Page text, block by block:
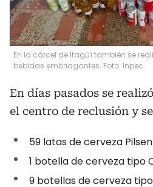
En la cárcel de Itagüí también se
bebidas embriagantes. Foto: Inpec
En días pasados se
el centro de reclusión y
59 latas de cerveza
1 botella de cerveza tipo
9 botellas de cerveza